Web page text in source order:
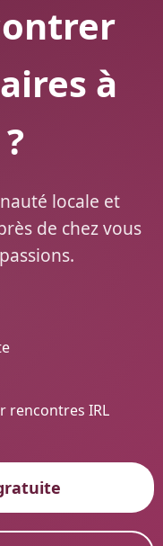
à
locale et
de chez vous
rencontres IRL